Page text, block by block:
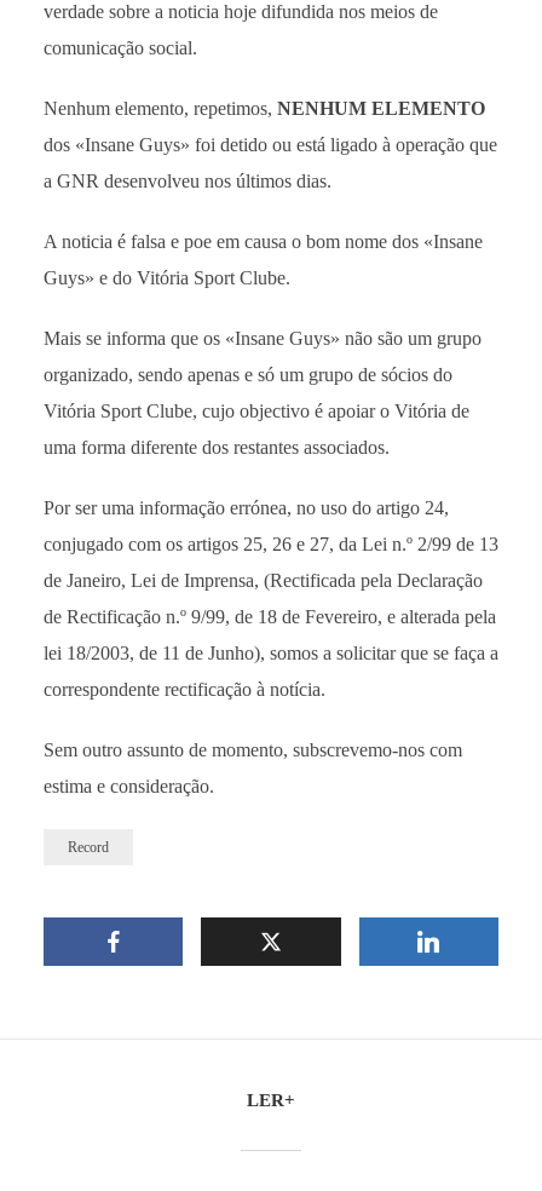
verdade sobre a noticia hoje difundida nos meios de
comunicação social.
Nenhum elemento, repetimos, NENHUM ELEMENTO
dos «Insane Guys» foi detido ou está ligado à operação que
a GNR desenvolveu nos últimos dias.
A noticia é falsa e poe em causa o bom nome dos «Insane
Guys» e do Vitória Sport Clube.
Mais se informa que os «Insane Guys» não são um grupo
organizado, sendo apenas e só um grupo de sócios do
Vitória Sport Clube, cujo objectivo é apoiar o Vitória de
uma forma diferente dos restantes associados.
Por ser uma informação errónea, no uso do artigo 24,
conjugado com os artigos 25, 26 e 27, da Lei n.º 2/99 de 13
de Janeiro, Lei de Imprensa, (Rectificada pela Declaração
de Rectificação n.º 9/99, de 18 de Fevereiro, e alterada pela
lei 18/2003, de 11 de Junho), somos a solicitar que se faça a
correspondente rectificação à notícia.
Sem outro assunto de momento, subscrevemo-nos com
estima e consideração.
Record
LER+